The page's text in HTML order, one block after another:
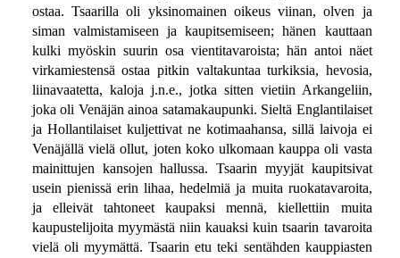
ostaa. Tsaarilla oli yksinomainen oikeus viinan, olven ja
siman valmistamiseen ja kaupitsemiseen; hänen kauttaan
kulki myöskin suurin osa vientitavaroista; hän antoi näet
virkamiestensä ostaa pitkin valtakuntaa turkiksia, hevosia,
liinavaatetta, kaloja j.n.e., jotka sitten vietiin Arkangeliin,
joka oli Venäjän ainoa satamakaupunki. Sieltä Englantilaiset
ja Hollantilaiset kuljettivat ne kotimaahansa, sillä laivoja ei
Venäjällä vielä ollut, joten koko ulkomaan kauppa oli vasta
mainittujen kansojen hallussa. Tsaarin myyjät kaupitsivat
usein pienissä erin lihaa, hedelmiä ja muita ruokatavaroita,
ja elleivät tahtoneet kaupaksi mennä, kiellettiin muita
kaupustelijoita myymästä niin kauaksi kuin tsaarin tavaroita
vielä oli myymättä. Tsaarin etu teki sentähden kauppiasten